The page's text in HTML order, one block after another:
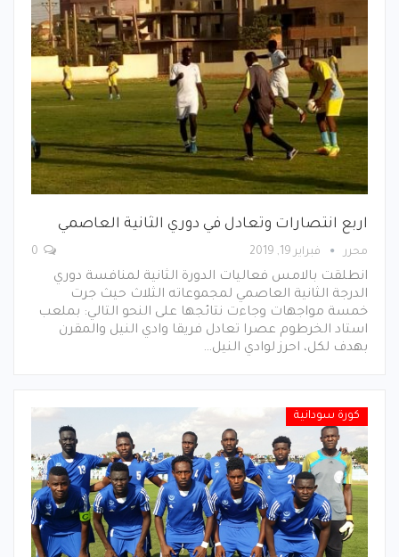
اربع انتصارات وتعادل في دوري الثانية العاصمي
محرر فبراير 19, 2019
انطلقت بالامس فعاليات الدورة الثانية لمنافسة دوري
الدرجة الثانية العاصمي لمجموعاته الثلاث حيث جرت
خمسة مواجهات وجاءت نتائجها على النحو التالي: بملعب
استاد الخرطوم عصرا تعادل فريقا وادي النيل والمقرن
بهدف لكل، احرز لوادي النيل…
كورة سودانية